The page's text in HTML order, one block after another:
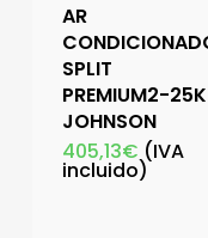
AR
SPLIT
PREMIUM2-25K
JOHNSON
405,13€ (IVA
incluido)